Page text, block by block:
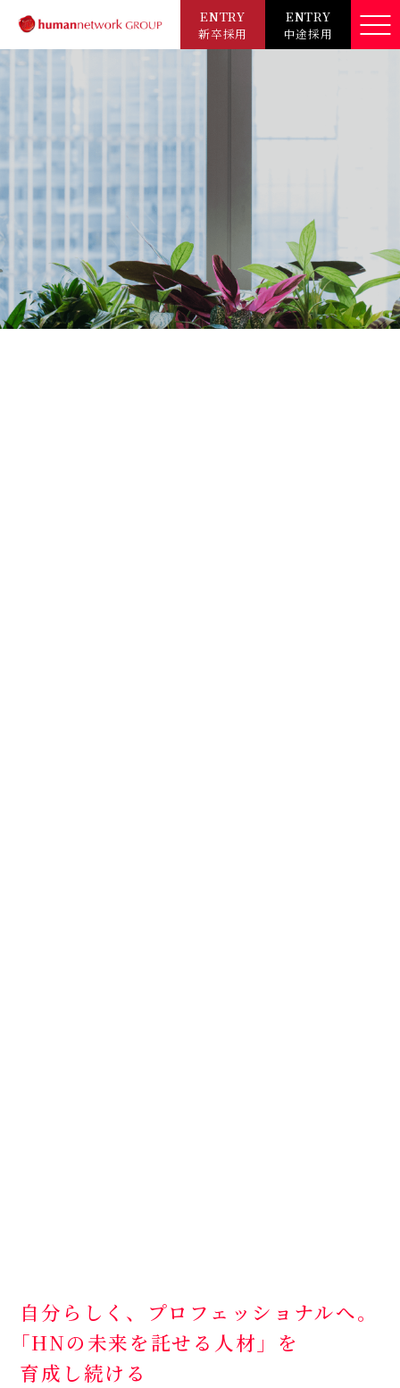
ENTRY
新卒採用
ENTRY
中途採用
自分らしく、プロフェッショナルへ。
「HNの未来を託せる人材」 を
育成し続ける